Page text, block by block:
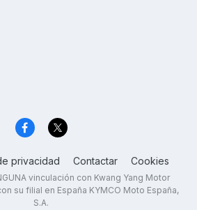
privacidad Contactar Cookies
vinculación con Kwang Yang Motor
su filial en España KYMCO Moto España,
S.A.